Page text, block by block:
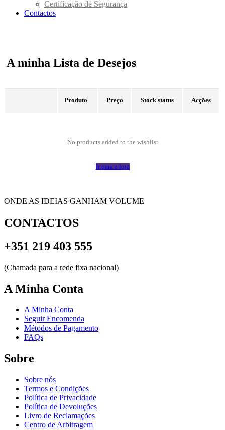
Certificação de Segurança
Contactos
A minha Lista de Desejos
Produto Preço Stock status Acções
No products added to the wishlist
Ir para a loja
ONDE AS IDEIAS GANHAM VOLUME
CONTACTOS
+351 219 403 555
(Chamada para a rede fixa nacional)
A Minha Conta
A Minha Conta
Seguir Encomenda
Métodos de Pagamento
FAQs
Sobre
Sobre nós
Termos e Condições
Política de Privacidade
Política de Devoluções
Livro de Reclamações
Centro de Arbitragem